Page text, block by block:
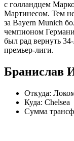
с голландцем
Мартинесом. Тем
за Bayern Munich
чемпионом
был рад вернуть
премьер-лиги.
Бранислав
Откуда:
Куда: Chelsea
Сумма